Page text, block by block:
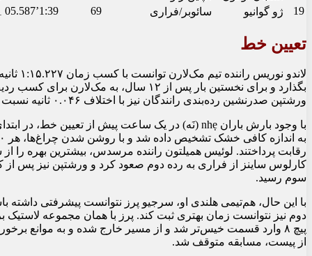
19
ژو گوانیو سائوبر/فراری 69
1:39’05.587
تعیین خط
بگذارد و برای نخستین بار پس از ۱۲
ورشتپن صدرنشین رده‌بندی رانندگان نیز با اختلاف ۰.۰۴۶ ثانیه نسبت به نوریس، در جایگاه سوم قرار گرفت.
سوم رسید.
با این حال، هم‌تیمی هلندی او، سرجیو پرز نتوانست پیشرفتی
دوم نیز نتوانست زمان بهتری ثبت کند. پرز با همان مجموعه
پیچ ۸ وارد قسمت خیس‌تر شد و از مسیر خارج شده و به موانع
از پیست، مسابقه متوقف شد.